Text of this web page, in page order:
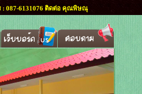
: 087-6131076 ติดต่อ คุณพิษณุ